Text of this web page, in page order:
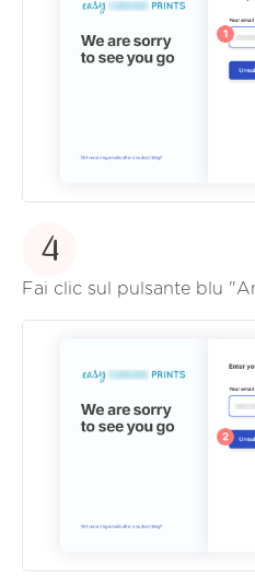
4
Fai clic sul pulsante blu